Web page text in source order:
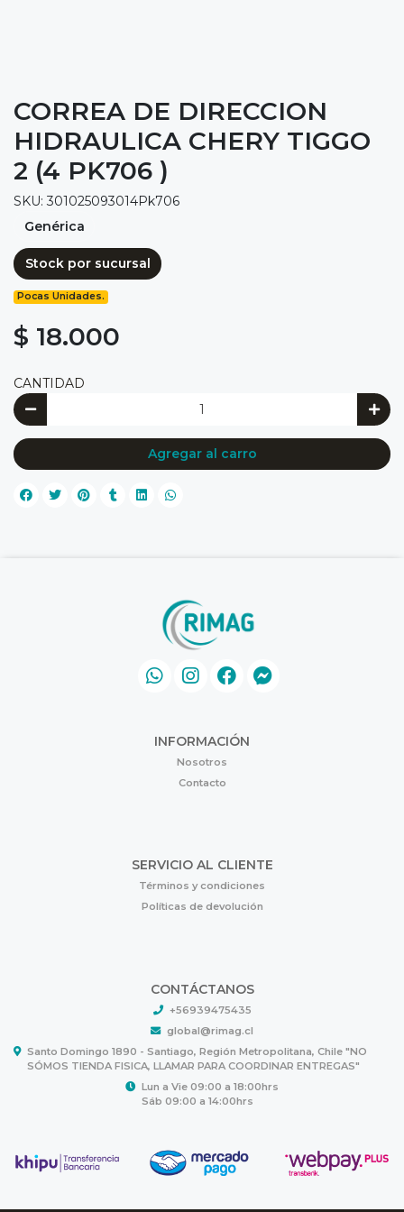
CORREA DE DIRECCION
HIDRAULICA CHERY TIGGO
2 (4 PK706 )
SKU: 301025093014Pk706
Genérica
Stock por sucursal
Pocas Unidades.
$ 18.000
CANTIDAD
Agregar al carro
INFORMACIÓN
Nosotros
Contacto
SERVICIO AL CLIENTE
Términos y condiciones
Políticas de devolución
CONTÁCTANOS
+56939475435
global@rimag.cl
Santo Domingo 1890 - Santiago, Región Metropolitana, Chile "NO
SÓMOS TIENDA FISICA, LLAMAR PARA COORDINAR ENTREGAS"
Lun a Vie 09:00 a 18:00hrs
Sáb 09:00 a 14:00hrs